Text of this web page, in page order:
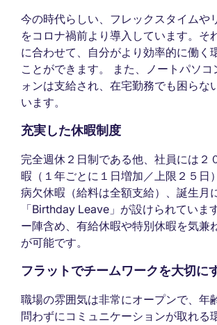
今の時代らしい、フレックスタイムや
をコロナ禍前より導入しています。そ
に合わせて、自分がより効率的に働く
ことができます。 また、ノートパソコ
ォンは支給され、在宅勤務でも困らな
います。
充実した休暇制度
完全週休２日制である他、社員には２
暇（１年ごとに１日増加／上限２５日
病欠休暇（給料は全額支給）、誕生月
「Birthday Leave」が設けられていま
ー陣含め、有給休暇や特別休暇を気兼
が可能です。
フラットでチームワークを大切に
職場の雰囲気は非常にオープンで、年
問わずにコミュニケーションが取れる